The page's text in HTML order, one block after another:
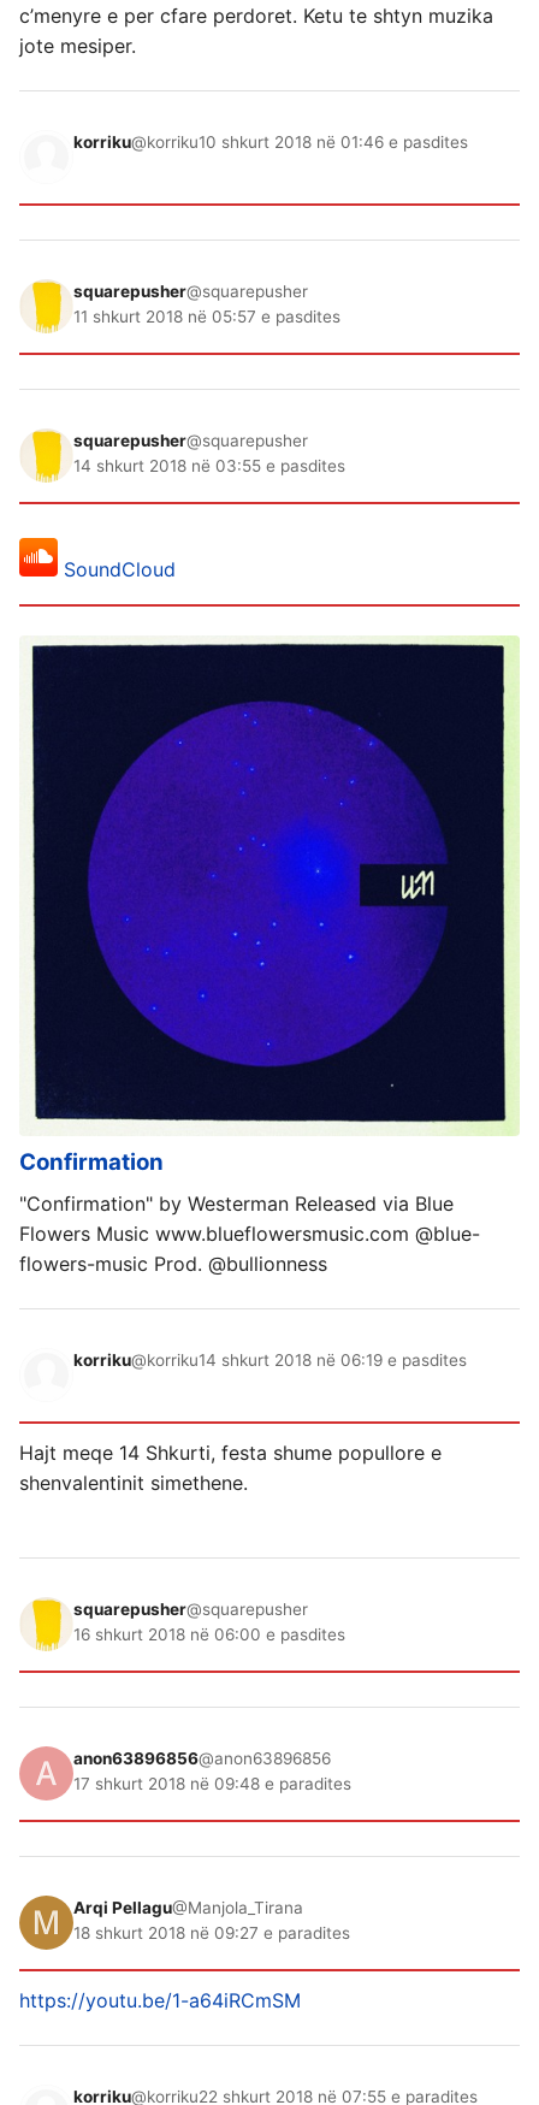
c’menyre e per cfare perdoret. Ketu te shtyn muzika
jote mesiper.
korriku@korriku10 shkurt 2018 në 01:46 e pasdites
squarepusher@squarepusher
11 shkurt 2018 në 05:57 e pasdites
squarepusher@squarepusher
14 shkurt 2018 në 03:55 e pasdites
SoundCloud
Confirmation
"Confirmation" by Westerman Released via Blue
Flowers Music www.blueflowersmusic.com @blue-
flowers-music Prod. @bullionness
korriku@korriku14 shkurt 2018 në 06:19 e pasdites
Hajt meqe 14 Shkurti, festa shume popullore e
shenvalentinit simethene.
squarepusher@squarepusher
16 shkurt 2018 në 06:00 e pasdites
anon63896856@anon63896856
17 shkurt 2018 në 09:48 e paradites
Arqi Pellagu@Manjola_Tirana
18 shkurt 2018 në 09:27 e paradites
https://youtu.be/1-a64iRCmSM
korriku@korriku22 shkurt 2018 në 07:55 e paradites